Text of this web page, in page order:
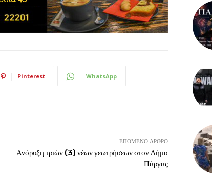
Pinterest WhatsApp
ΕΠΌΜΕΝΟ ΆΡΘΡΟ
Ανόρυξη τριών (3) νέων γεωτρήσεων στον Δήμο
Πάργας